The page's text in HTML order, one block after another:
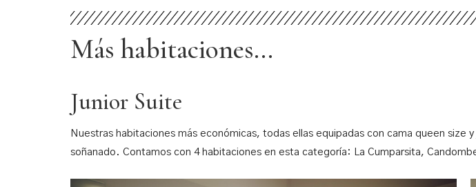
Más habitaciones...
Junior Suite
Nuestras habitaciones más económicas, todas ellas equipadas con cama queen
soñanado. Contamos con 4 habitaciones en esta categoría: La Cumparsita,